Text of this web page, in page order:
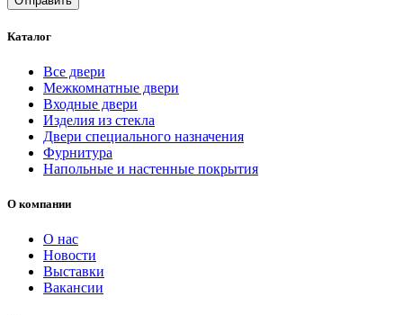
Каталог
Все двери
Межкомнатные двери
Входные двери
Изделия из стекла
Двери специального назначения
Фурнитура
Напольные и настенные покрытия
О компании
О нас
Новости
Выставки
Вакансии